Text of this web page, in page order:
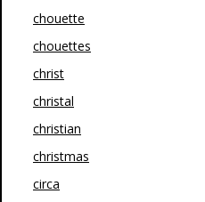
chouette
chouettes
christ
christal
christian
christmas
circa